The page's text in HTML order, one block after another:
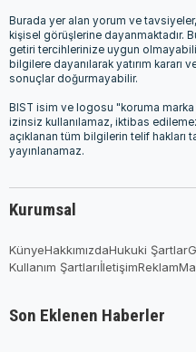
Burada yer alan yorum ve
kişisel görüşlerine dayanmaktadır.
getiri tercihlerinize uygun
bilgilere dayanılarak yatırım kararı
sonuçlar doğurmayabilir.
BIST isim ve logosu "koruma
izinsiz kullanılamaz, iktibas
açıklanan tüm bilgilerin telif hakları
yayınlanamaz.
Kurumsal
KünyeHakkımızdaHukuki Şartlar
Kullanım ŞartlarıİletişimReklam
Son Eklenen Haberler